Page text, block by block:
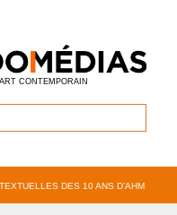
CONTEMPORAIN
DES 10 ANS D’AHM